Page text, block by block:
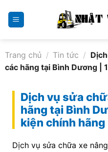
content
Trang chủ / Tin tức /
các hãng tại Bình Dương |
Dịch vụ sửa
hãng tại Bình
kiện chính hãng
Dịch vụ sửa chữa xe